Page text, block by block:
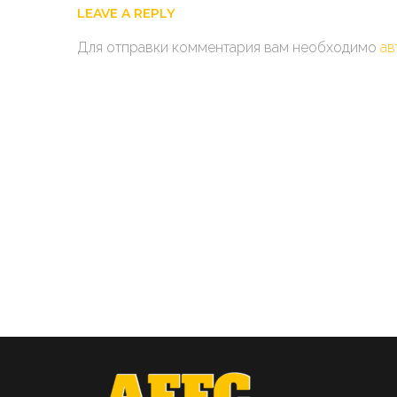
LEAVE A REPLY
Для отправки комментария вам необходимо